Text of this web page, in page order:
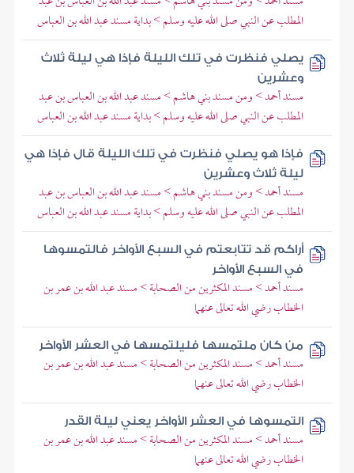
المطلب عن النبي صلى الله عليه وسلم > بداية مسند عبد الله بن العباس
يصلي فنظرت في تلك الليلة فإذا هي ليلة ثلاث
وعشرين
مسند أحمد > ومن مسند بني هاشم > مسند عبد الله بن العباس بن عبد
المطلب عن النبي صلى الله عليه وسلم > بداية مسند عبد الله بن العباس
فإذا هو يصلي فنظرت في تلك الليلة قال فإذا هي
ليلة ثلاث وعشرين
مسند أحمد > ومن مسند بني هاشم > مسند عبد الله بن العباس بن عبد
المطلب عن النبي صلى الله عليه وسلم > بداية مسند عبد الله بن العباس
أراكم قد تتابعتم في السبع الأواخر فالتمسوها
في السبع الأواخر
مسند أحمد > مسند المكثرين من الصحابة > مسند عبد الله بن عمر بن
الخطاب رضي الله تعالى عنهما
من كان ملتمسها فليلتمسها في العشر الأواخر
مسند أحمد > مسند المكثرين من الصحابة > مسند عبد الله بن عمر بن
الخطاب رضي الله تعالى عنهما
التمسوها في العشر الأواخر يعني ليلة القدر
مسند أحمد > مسند المكثرين من الصحابة > مسند عبد الله بن عمر بن
الخطاب رضي الله تعالى عنهما